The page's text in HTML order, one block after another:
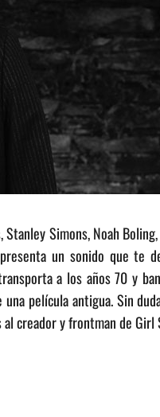
Simons, Noah
un sonido que te
a los años 70 y
película antigua. Sin
creador y frontman de Girl